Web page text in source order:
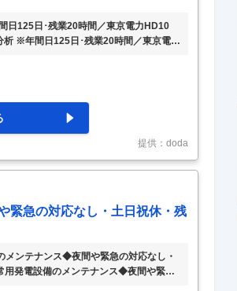
日125日･残業20時間／東京電力HD10
析 ※年間日125日･残業20時間／東京電力
■業務内容： 当原子力発電所における
原子力発電所における水質の分析や、
分析及び測定等です
提供：doda
緊急の対応なし・土日祝休・残
メンテナンス◆夜間や緊急の対応なし・
用発電設備のメンテナンス◆夜間や緊急